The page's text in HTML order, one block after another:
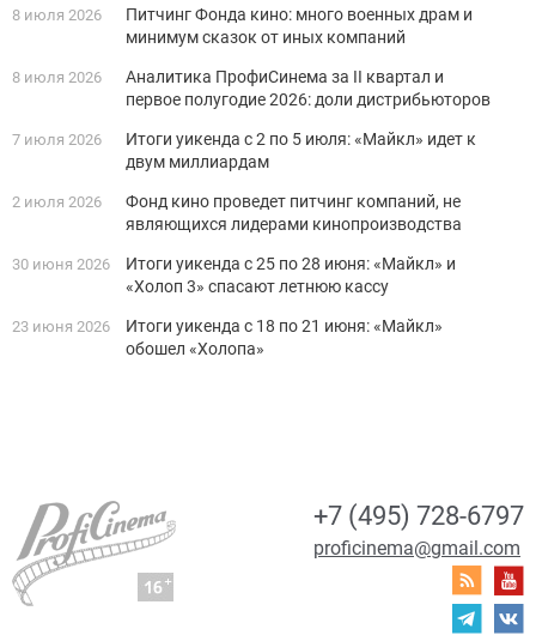
8 июля 2026
Питчинг Фонда кино: много военных драм и
минимум сказок от иных компаний
8 июля 2026
Аналитика ПрофиСинема за II квартал и
первое полугодие 2026: доли дистрибьюторов
7 июля 2026
Итоги уикенда с 2 по 5 июля: «Майкл» идет к
двум миллиардам
2 июля 2026
Фонд кино проведет питчинг компаний, не
являющихся лидерами кинопроизводства
30 июня 2026
Итоги уикенда с 25 по 28 июня: «Майкл» и
«Холоп 3» спасают летнюю кассу
23 июня 2026
Итоги уикенда с 18 по 21 июня: «Майкл»
обошел «Холопа»
+7 (495) 728-6797
proficinema@gmail.com